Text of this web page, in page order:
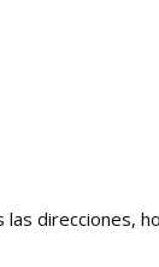
las direcciones,